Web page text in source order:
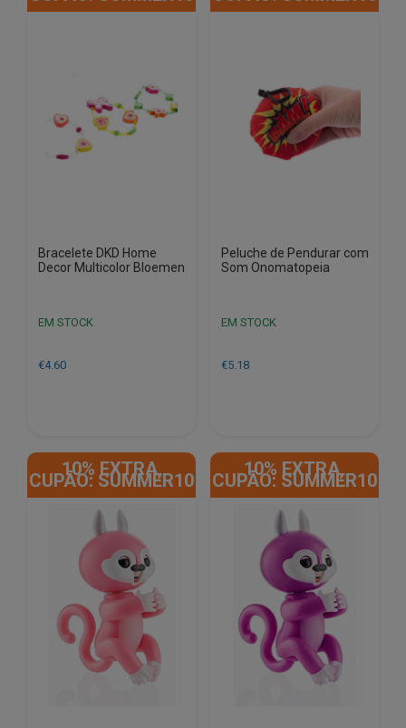
Bracelete DKD Home
Decor Multicolor Bloemen
EM STOCK
€4.60
Peluche de Pendurar com
Som Onomatopeia
EM STOCK
€5.18
10% EXTRA,
CUPÃO: SUMMER10
10% EXTRA,
CUPÃO: SUMMER10